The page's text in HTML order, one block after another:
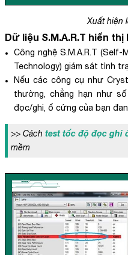
Xuất hiện
Dữ liệu S.M.A.R.T hiển
Công nghệ S.M.A.R.T
Technology) giám sát tình
Nếu các công cụ như
thường, chẳng hạn như
đọc/ghi, ổ cứng của bạn
>> Cách test tốc độ đọc ghi
mềm